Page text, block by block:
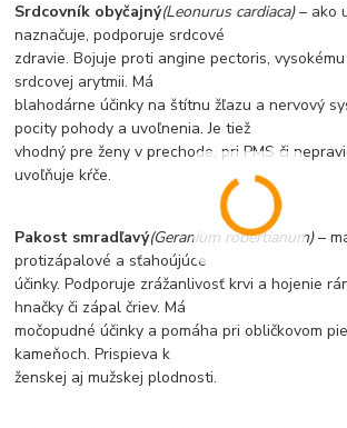
Srdcovník obyčajný(Leonurus cardiaca)– ako
naznačuje, podporuje srdcové
zdravie. Bojuje proti angine pectoris,
srdcovej arytmii. Má
blahodárne účinky na štítnu žľazu a nervový
pocity pohody a uvoľnenia. Je tiež
vhodný pre ženy v prechode, pri PMS či
uvoľňuje kŕče.
Pakost smradľavý(Geranium robertianum)–
protizápalové a sťahoújúce
účinky. Podporuje zrážanlivosť krvi a hojenie
hnačky či zápal čriev. Má
močopudné účinky a pomáha pri obličkovom
kameňoch. Prispieva k
ženskej aj mužskej plodnosti.